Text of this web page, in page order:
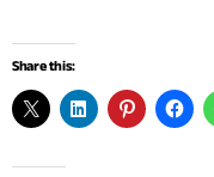
Share this: